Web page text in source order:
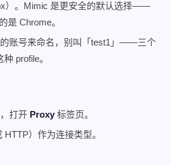
）。Mimic 是更安全的默认选择——
是 Chrome。
的账号来命名，别叫「test1」——三个
profile。
打开 Proxy 标签页。
HTTP）作为连接类型。